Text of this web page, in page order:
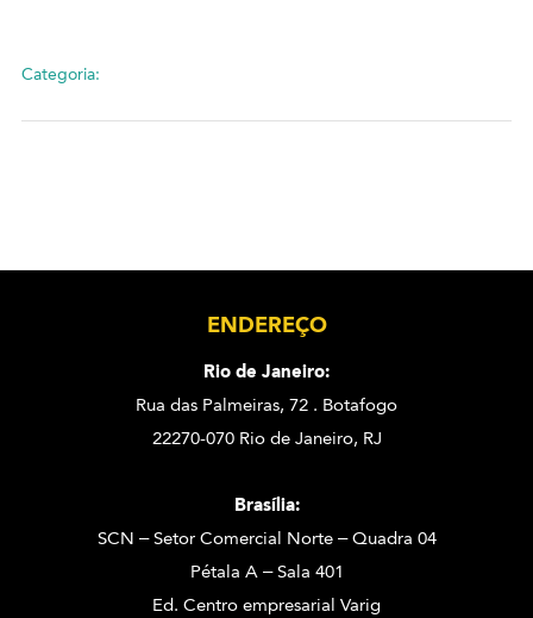
Categoria:
ENDEREÇO
Rio de Janeiro:
Rua das Palmeiras, 72 . Botafogo
22270-070 Rio de Janeiro, RJ
Brasília:
SCN – Setor Comercial Norte – Quadra 04
Pétala A – Sala 401
Ed. Centro empresarial Varig